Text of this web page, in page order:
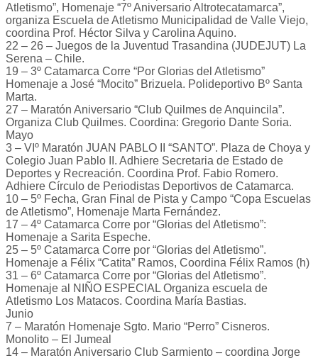
Atletismo”, Homenaje “7º Aniversario Altrotecatamarca”,
organiza Escuela de Atletismo Municipalidad de Valle Viejo,
coordina Prof. Héctor Silva y Carolina Aquino.
22 – 26 – Juegos de la Juventud Trasandina (JUDEJUT) La
Serena – Chile.
19 – 3º Catamarca Corre “Por Glorias del Atletismo”
Homenaje a José “Mocito” Brizuela. Polideportivo Bº Santa
Marta.
27 – Maratón Aniversario “Club Quilmes de Anquincila”.
Organiza Club Quilmes. Coordina: Gregorio Dante Soria.
Mayo
3 – VIº Maratón JUAN PABLO II “SANTO”. Plaza de Choya y
Colegio Juan Pablo II. Adhiere Secretaria de Estado de
Deportes y Recreación. Coordina Prof. Fabio Romero.
Adhiere Círculo de Periodistas Deportivos de Catamarca.
10 – 5º Fecha, Gran Final de Pista y Campo “Copa Escuelas
de Atletismo”, Homenaje Marta Fernández.
17 – 4º Catamarca Corre por “Glorias del Atletismo”:
Homenaje a Sarita Espeche.
25 – 5º Catamarca Corre por “Glorias del Atletismo”.
Homenaje a Félix “Catita” Ramos, Coordina Félix Ramos (h)
31 – 6º Catamarca Corre por “Glorias del Atletismo”.
Homenaje al NIÑO ESPECIAL Organiza escuela de
Atletismo Los Matacos. Coordina María Bastias.
Junio
7 – Maratón Homenaje Sgto. Mario “Perro” Cisneros.
Monolito – El Jumeal
14 – Maratón Aniversario Club Sarmiento – coordina Jorge